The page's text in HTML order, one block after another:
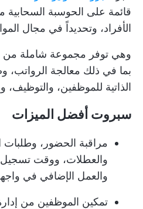
قائمة على الحوسبة
الأفراد، وتحديداً في مجال
وهي توفر مجموعة شاملة من
بما في ذلك معالجة الرواتب،
الذاتية للموظفين، والتوظيف،
سبروت أفضل الميزات
مراقبة الحضور، وطلبات
والعطلات، ووقت تسجيل
والعمل الإضافي في
تمكين الموظفين من